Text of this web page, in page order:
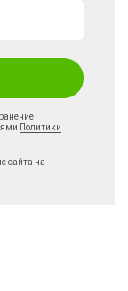
Политики
сайта на